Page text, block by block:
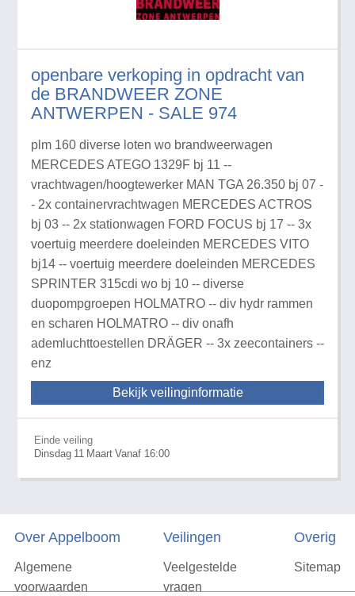
openbare verkoping in opdracht van
de BRANDWEER ZONE
ANTWERPEN - SALE 974
plm 160 diverse loten wo brandweerwagen
MERCEDES ATEGO 1329F bj 11 --
vrachtwagen/hoogtewerker MAN TGA 26.350 bj 07 -
- 2x containervrachtwagen MERCEDES ACTROS
bj 03 -- 2x stationwagen FORD FOCUS bj 17 -- 3x
voertuig meerdere doeleinden MERCEDES VITO
bj14 -- voertuig meerdere doeleinden MERCEDES
SPRINTER 315cdi wo bj 10 -- diverse
duopompgroepen HOLMATRO -- div hydr rammen
en scharen HOLMATRO -- div onafh
ademluchttoestellen DRÄGER -- 3x zeecontainers --
enz
Bekijk veilinginformatie
Einde veiling
Dinsdag 11 Maart Vanaf 16:00
Over Appelboom
Algemene
voorwaarden
Veilingen
Veelgestelde
vragen
Overig
Sitemap